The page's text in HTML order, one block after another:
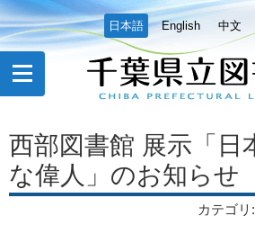
日本語 English 中文
西部図書館 展示「日
な偉人」のお知らせ
カテゴリ :